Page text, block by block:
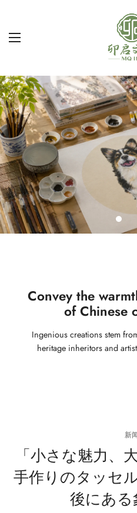
Convey the
of Chinese
Ingenious creations stem
heritage inheritors and
新
「小さな魅力、
手作りのタッセ
後にある